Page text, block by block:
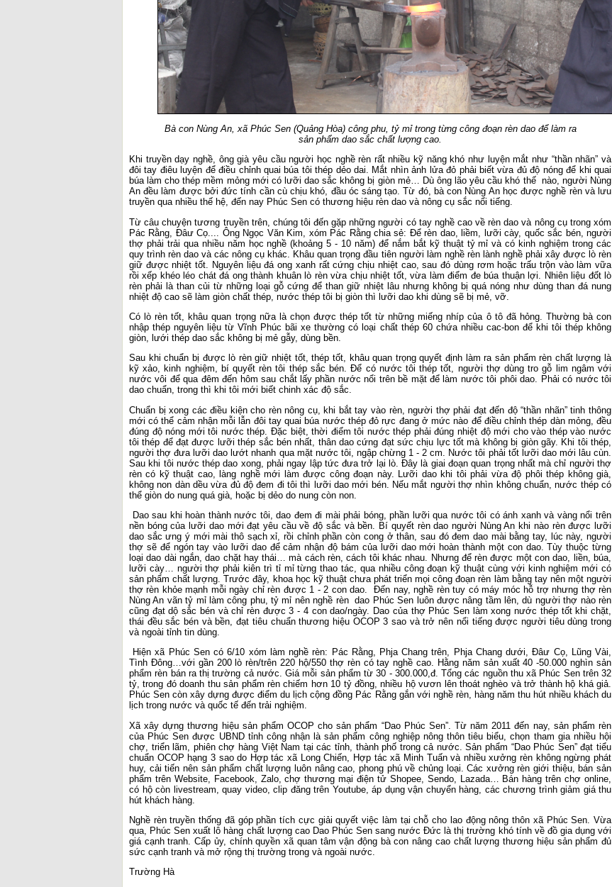
Bà con Nùng An, xã Phúc Sen (Quảng Hòa) công phu, tỷ mỉ trong từng công đoạn rèn dao để làm ra
sản phẩm dao sắc chất lượng cao.
Khi truyền dạy nghề, ông già yêu cầu người học nghề rèn rất nhiều kỹ năng khó như luyện mắt như “thần nhãn” và
đôi tay điêu luyện để điều chỉnh quai búa tôi thép dẻo dai. Mắt nhìn ảnh lửa đỏ phải biết vừa đủ độ nóng để khi quai
búa làm cho thép mềm mỏng mới có lưỡi dao sắc không bị giòn mẻ… Dù ông lão yêu cầu khó thế nào, người Nùng
An đều làm được bởi đức tính cần cù chịu khó, đầu óc sáng tạo. Từ đó, bà con Nùng An học được nghề rèn và lưu
truyền qua nhiều thế hệ, đến nay Phúc Sen có thương hiệu rèn dao và nông cụ sắc nổi tiếng.
Từ câu chuyện tương truyền trên, chúng tôi đến gặp những người có tay nghề cao về rèn dao và nông cụ trong xóm
Pác Rằng, Đâư Cọ.... Ông Ngọc Văn Kim, xóm Pác Rằng chia sẻ: Để rèn dao, liềm, lưỡi cày, quốc sắc bén, người
thợ phải trải qua nhiều năm học nghề (khoảng 5 - 10 năm) để nắm bắt kỹ thuật tỷ mỉ và có kinh nghiệm trong các
quy trình rèn dao và các nông cụ khác. Khâu quan trọng đầu tiên người làm nghề rèn lành nghề phải xây được lò rèn
giữ được nhiệt tốt. Nguyên liệu đá ong xanh rất cứng chịu nhiệt cao, sau đó dùng rơm hoặc trấu trộn vào làm vữa
rồi xếp khéo léo chát đá ong thành khuân lò rèn vừa chịu nhiệt tốt, vừa làm điểm đe búa thuận lợi. Nhiên liệu đốt lò
rèn phải là than củi từ những loại gỗ cứng để than giữ nhiệt lâu nhưng không bị quá nóng như dùng than đá nung
nhiệt độ cao sẽ làm giòn chất thép, nước thép tôi bị giòn thì lưỡi dao khi dùng sẽ bị mẻ, vỡ.
Có lò rèn tốt, khâu quan trọng nữa là chọn được thép tốt từ những miếng nhíp của ô tô đã hỏng. Thường bà con
nhập thép nguyên liệu từ Vĩnh Phúc bãi xe thường có loại chất thép 60 chứa nhiều cac-bon để khi tôi thép không
giòn, lưới thép dao sắc không bị mẻ gẫy, dùng bền.
Sau khi chuẩn bị được lò rèn giữ nhiệt tốt, thép tốt, khâu quan trọng quyết định làm ra sản phẩm rèn chất lượng là
kỹ xảo, kinh nghiệm, bí quyết rèn tôi thép sắc bén. Để có nước tôi thép tốt, người thợ dùng tro gỗ lim ngâm với
nước vôi để qua đêm đến hôm sau chắt lấy phần nước nổi trên bề mặt để làm nước tôi phôi dao. Phải có nước tôi
dao chuẩn, trong thì khi tôi mới biết chinh xác độ sắc.
Chuẩn bị xong các điều kiện cho rèn nông cụ, khi bắt tay vào rèn, người thợ phải đạt đến độ “thần nhãn” tinh thông
mới có thể cảm nhận mỗi lẫn đôi tay quai búa nước thép đỏ rực đang ở mức nào để điều chỉnh thép dàn mỏng, đều
đúng độ nóng mới tôi nước thép. Đặc biệt, thời điểm tôi nước thép phải đúng nhiệt độ mới cho vào thép vào nước
tôi thép để đạt được lưỡi thép sắc bén nhất, thân dao cứng đạt sức chịu lực tốt mà không bị giòn gãy. Khi tôi thép,
người thợ đưa lưỡi dao lướt nhanh qua mặt nước tôi, ngập chừng 1 - 2 cm. Nước tôi phải tốt lưỡi dao mới lâu cùn.
Sau khi tôi nước thép dao xong, phải ngay lập tức đưa trở lại lò. Đây là giai đoạn quan trọng nhất mà chỉ người thợ
rèn có kỹ thuật cao, làng nghề mới làm được công đoạn này. Lưỡi dao khi tôi phải vừa độ phôi thép không già,
không non dàn dều vừa đủ độ đem đi tôi thì lưỡi dao mới bén. Nếu mắt người thợ nhìn không chuẩn, nước thép có
thể giòn do nung quá già, hoặc bị dẻo do nung còn non.
Dao sau khi hoàn thành nước tôi, dao đem đi mài phải bóng, phần lưỡi qua nước tôi có ánh xanh và vàng nổi trên
nền bóng của lưỡi dao mới đạt yêu cầu về độ sắc và bền. Bí quyết rèn dao người Nùng An khi nào rèn được lưỡi
dao sắc ưng ý mới mài thô sạch xỉ, rồi chỉnh phần còn cong ở thân, sau đó đem dao mài bằng tay, lúc này, người
thợ sẽ để ngón tay vào lưỡi dao để cảm nhận độ bám của lưỡi dao mới hoàn thành một con dao. Tùy thuộc từng
loại dao dài ngắn, dao chặt hay thái… mà cách rèn, cách tôi khác nhau. Nhưng để rèn được một con dao, liền, búa,
lưỡi cày… người thợ phải kiên trì tỉ mỉ từng thao tác, qua nhiều công đoạn kỹ thuật cùng với kinh nghiệm mới có
sản phẩm chất lượng. Trước đây, khoa học kỹ thuật chưa phát triển mọi công đoạn rèn làm bằng tay nên một người
thợ rèn khỏe mạnh mỗi ngày chỉ rèn được 1 - 2 con dao. Đến nay, nghề rèn tuy có máy móc hỗ trợ nhưng thợ rèn
Nùng An vãn tỷ mỉ làm công phu, tỷ mỉ nên nghề rèn dao Phúc Sen luôn được nâng tầm lên, dù người thợ nào rèn
cũng đạt dộ sắc bén và chỉ rèn được 3 - 4 con dao/ngày. Dao của thợ Phúc Sen làm xong nước thép tốt khi chặt,
thái đều sắc bén và bền, đạt tiêu chuẩn thương hiệu OCOP 3 sao và trở nên nổi tiếng được người tiêu dùng trong
và ngoài tỉnh tin dùng.
Hiện xã Phúc Sen có 6/10 xóm làm nghề rèn: Pác Rằng, Phja Chang trên, Phja Chang dưới, Đâư Cọ, Lũng Vài,
Tình Đông…với gần 200 lò rèn/trên 220 hộ/550 thợ rèn có tay nghề cao. Hằng năm sản xuất 40 -50.000 nghìn sản
phẩm rèn bán ra thị trường cả nước. Giá mỗi sản phẩm từ 30 - 300.000,đ. Tổng các nguồn thu xã Phúc Sen trên 32
tỷ, trong đó doanh thu sản phẩm rèn chiếm hơn 10 tỷ đồng, nhiều hộ vươn lên thoát nghèo và trở thành hộ khá giả.
Phúc Sen còn xây dựng được điểm du lịch cộng đồng Pác Rằng gắn với nghề rèn, hàng năm thu hút nhiều khách du
lịch trong nước và quốc tế đến trải nghiệm.
Xã xây dựng thương hiệu sản phẩm OCOP cho sản phẩm “Dao Phúc Sen”. Từ năm 2011 đến nay, sản phẩm rèn
của Phúc Sen được UBND tỉnh công nhận là sản phẩm công nghiệp nông thôn tiêu biểu, chọn tham gia nhiều hội
chợ, triển lãm, phiên chợ hàng Việt Nam tại các tỉnh, thành phố trong cả nước. Sản phẩm “Dao Phúc Sen” đạt tiểu
chuẩn OCOP hạng 3 sao do Hợp tác xã Long Chiến, Hợp tác xã Minh Tuấn và nhiều xưởng rèn không ngừng phát
huy, cải tiến nên sản phẩm chất lượng luôn nâng cao, phong phú về chủng loại. Các xưởng rèn giới thiệu, bán sản
phẩm trên Website, Facebook, Zalo, chợ thương mại điện tử Shopee, Sendo, Lazada… Bán hàng trên chợ online,
có hộ còn livestream, quay video, clip đăng trên Youtube, áp dụng vận chuyển hàng, các chương trình giảm giá thu
hút khách hàng.
Nghề rèn truyền thống đã góp phần tích cực giải quyết việc làm tại chỗ cho lao động nông thôn xã Phúc Sen. Vừa
qua, Phúc Sen xuất lô hàng chất lượng cao Dao Phúc Sen sang nước Đức là thị trường khó tính về đồ gia dụng với
giá cạnh tranh. Cấp ủy, chính quyền xã quan tâm vận động bà con nâng cao chất lượng thương hiệu sản phẩm đủ
sức cạnh tranh và mở rộng thị trường trong và ngoài nước.
Trường Hà